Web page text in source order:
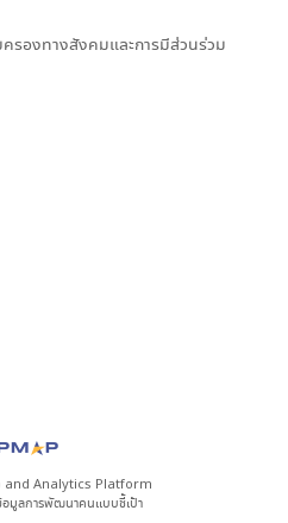
รองทางสังคมและการมีส่วนร่วม
and Analytics Platform
อมูลการพัฒนาคนแบบชี้เป้า